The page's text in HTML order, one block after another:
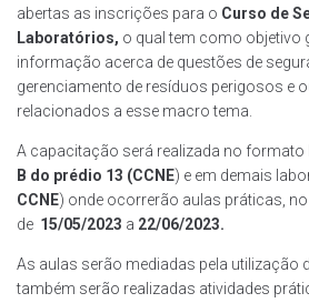
abertas as inscrições para o Curso de
Laboratórios, o qual tem como objetivo
informação acerca de questões de
gerenciamento de resíduos perigosos e
relacionados a esse macro tema.
A capacitação será realizada no formato
B do prédio 13 (CCNE) e em demais
CCNE) onde ocorrerão aulas práticas,
de 15/05/2023 a 22/06/2023.
As aulas serão mediadas pela utilização
também serão realizadas atividades